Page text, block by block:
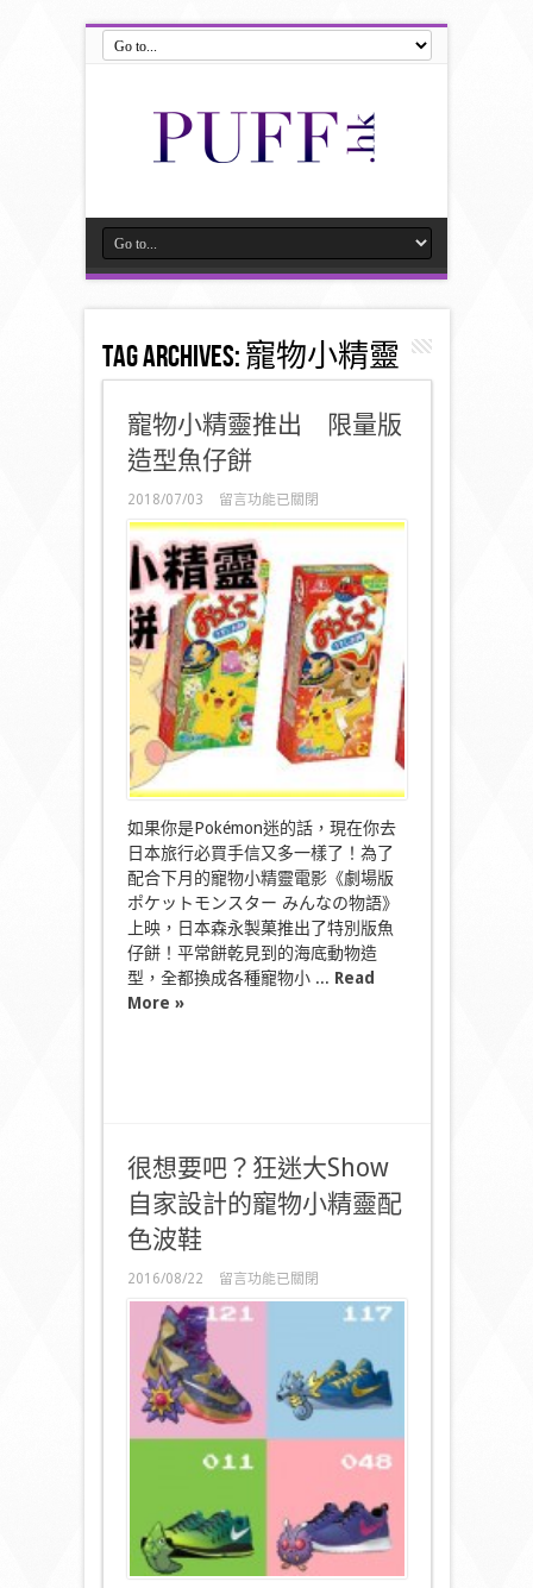
Tag Archives:寵物小精靈
寵物小精靈推出 限量版
造型魚仔餅
2018/07/03
在
〈寵
物
小
精
靈
推
出
限
量
版
造
型
餅〉
中
留言功能已關閉
如果你是Pokémon迷的話，現在你去
日本旅行必買手信又多一樣了！為了
配合下月的寵物小精靈電影《劇場版
ポケットモンスター みんなの物語》
上映，日本森永製菓推出了特別版魚
仔餅！平常餅乾見到的海底動物造
型，全都換成各種寵物小 ... Read
More »
很想要吧？狂迷大Show
自家設計的寵物小精靈配
色波鞋
2016/08/22
在
〈很
想
狂
迷
大
Show
自
計
的
寵
物
留言功能已關閉